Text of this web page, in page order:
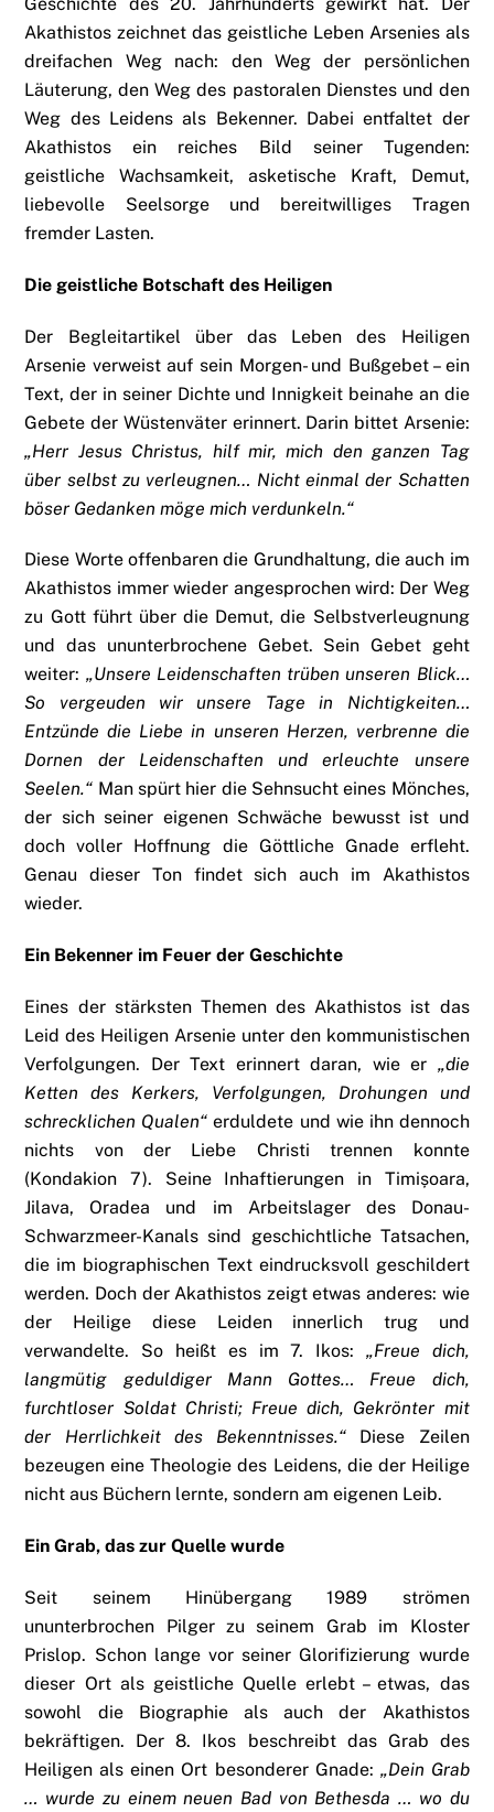
Akathistos zeichnet das geistliche Leben Arsenies als
dreifachen Weg nach: den Weg der persönlichen
Läuterung, den Weg des pastoralen Dienstes und den
Weg des Leidens als Bekenner. Dabei entfaltet der
Akathistos ein reiches Bild seiner Tugenden:
geistliche Wachsamkeit, asketische Kraft, Demut,
liebevolle Seelsorge und bereitwilliges Tragen
fremder Lasten.
Die geistliche Botschaft des Heiligen
Der Begleitartikel über das Leben des Heiligen
Arsenie verweist auf sein Morgen- und Bußgebet – ein
Text, der in seiner Dichte und Innigkeit beinahe an die
Gebete der Wüstenväter erinnert. Darin bittet Arsenie:
„Herr Jesus Christus, hilf mir, mich den ganzen Tag
über selbst zu verleugnen… Nicht einmal der Schatten
böser Gedanken möge mich verdunkeln.“
Diese Worte offenbaren die Grundhaltung, die auch im
Akathistos immer wieder angesprochen wird: Der Weg
zu Gott führt über die Demut, die Selbstverleugnung
und das ununterbrochene Gebet. Sein Gebet geht
weiter: „Unsere Leidenschaften trüben unseren Blick…
So vergeuden wir unsere Tage in Nichtigkeiten…
Entzünde die Liebe in unseren Herzen, verbrenne die
Dornen der Leidenschaften und erleuchte unsere
Seelen.“ Man spürt hier die Sehnsucht eines Mönches,
der sich seiner eigenen Schwäche bewusst ist und
doch voller Hoffnung die Göttliche Gnade erfleht.
Genau dieser Ton findet sich auch im Akathistos
wieder.
Ein Bekenner im Feuer der Geschichte
Eines der stärksten Themen des Akathistos ist das
Leid des Heiligen Arsenie unter den kommunistischen
Verfolgungen. Der Text erinnert daran, wie er „die
Ketten des Kerkers, Verfolgungen, Drohungen und
schrecklichen Qualen“ erduldete und wie ihn dennoch
nichts von der Liebe Christi trennen konnte
(Kondakion 7). Seine Inhaftierungen in Timișoara,
Jilava, Oradea und im Arbeitslager des Donau-
Schwarzmeer-Kanals sind geschichtliche Tatsachen,
die im biographischen Text eindrucksvoll geschildert
werden. Doch der Akathistos zeigt etwas anderes: wie
der Heilige diese Leiden innerlich trug und
verwandelte. So heißt es im 7. Ikos: „Freue dich,
langmütig geduldiger Mann Gottes… Freue dich,
furchtloser Soldat Christi; Freue dich, Gekrönter mit
der Herrlichkeit des Bekenntnisses.“ Diese Zeilen
bezeugen eine Theologie des Leidens, die der Heilige
nicht aus Büchern lernte, sondern am eigenen Leib.
Ein Grab, das zur Quelle wurde
Seit seinem Hinübergang 1989 strömen
ununterbrochen Pilger zu seinem Grab im Kloster
Prislop. Schon lange vor seiner Glorifizierung wurde
dieser Ort als geistliche Quelle erlebt – etwas, das
sowohl die Biographie als auch der Akathistos
bekräftigen. Der 8. Ikos beschreibt das Grab des
Heiligen als einen Ort besonderer Gnade: „Dein Grab
… wurde zu einem neuen Bad von Bethesda … wo du